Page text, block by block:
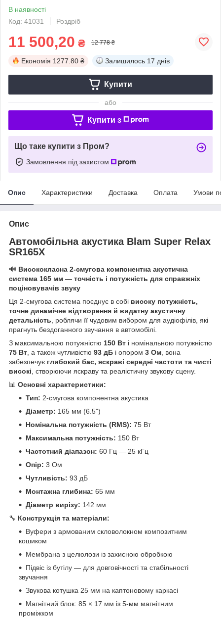
В наявності
Код: 41031
Роздріб
11 500,20 ₴ 12 778 ₴
Економія 1277.80 ₴ Залишилось 17 днів
Купити
або
Купити з
Що таке купити з Пром?
Замовлення під захистом
Опис Характеристики Доставка Оплата Умови
Опис
Автомобільна акустика Blam Super Relax
SR165X
🔊 Висококласна 2-смугова компонентна акустична
система 165 мм — точність і потужність для справжніх
поціновувачів звуку
Ця 2-смугова система поєднує в собі високу потужність,
точне динамічне відтворення й видатну акустичну
детальність, роблячи її чудовим вибором для аудіофілів, які
прагнуть бездоганного звучання в автомобілі.
З максимальною потужністю 150 Вт і номінальною потужністю
75 Вт, а також чутливістю 93 дБ і опором 3 Ом, вона
забезпечує глибокий бас, яскраві середні частоти та чисті
високі, створюючи яскраву та реалістичну звукову сцену.
📊 Основні характеристики:
Тип: 2-смугова компонентна акустика
Діаметр: 165 мм (6.5")
Номінальна потужність (RMS): 75 Вт
Максимальна потужність: 150 Вт
Частотний діапазон: 60 Гц — 25 кГц
Опір: 3 Ом
Чутливість: 93 дБ
Монтажна глибина: 65 мм
Діаметр вирізу: 142 мм
🔧 Конструкція та матеріали:
Вуфери з армованим скловолокном композитним
кошиком
Мембрана з целюлози із захисною обробкою
Підвіс із бутілу — для довговічності та стабільності
звучання
Звукова котушка 25 мм на каптоновому каркасі
Магнітний блок: 85 × 17 мм із 5-мм магнітним
проміжком